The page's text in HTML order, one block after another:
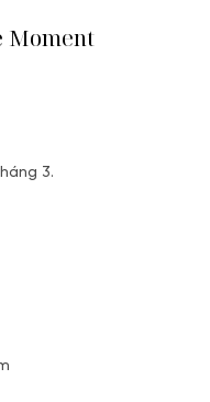
Moment
3.
nên VuonHoaTuoi xin